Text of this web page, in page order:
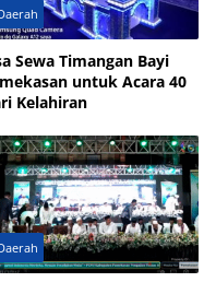
Sewa Timangan Bayi
untuk Acara 40
Kelahiran